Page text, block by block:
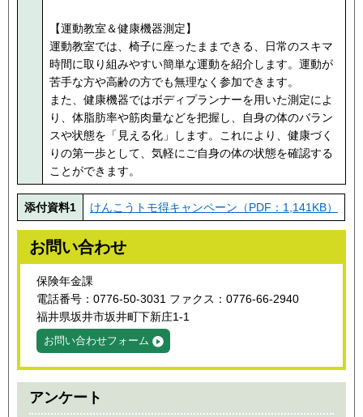
【運動教室＆健康機器測定】
運動教室では、椅子に座ったままできる、日常のスキマ
時間に取り組みやすい簡単な運動を紹介します。運動が
苦手な方や高齢の方でも無理なく参加できます。
また、健康機器ではボディプランナーを用いた測定によ
り、体脂肪率や筋肉量などを把握し、自身の体のバラン
スや状態を「見える化」します。これにより、健康づく
りの第一歩として、気軽にご自身の体の状態を確認する
ことができます。
添付資料1 けんこうトモ得キャンペーン（PDF：1,141KB）
お問い合わせ
保険年金課
電話番号：0776-50-3031 ファクス：0776-66-2940
福井県坂井市坂井町下新庄1-1
お問い合わせフォーム
アンケート